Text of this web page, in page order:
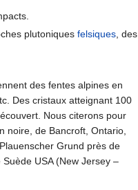
plutoniquesfelsiques , des
des fentes alpines en
Des cristaux atteignant 100
Nous citerons pour
noire, de Bancroft, Ontario,
Grund près de
USA (New Jersey –